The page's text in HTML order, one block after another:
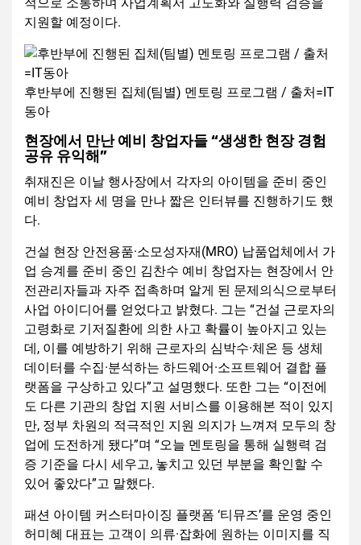
지원할 예정이다.
후반부에 진행된 집체(팀별) 멘토링 프로그램 / 출처=IT
동아
현장에서 만난 예비 창업자들 “생생한 현장 경험
공유 유익해”
취재진은 이날 행사장에서 각자의 아이템을 준비 중인
예비 창업자 세 명을 만나 짧은 인터뷰를 진행하기도 했
다.
건설 현장 안전용품·소모성자재(MRO) 납품업체에서 가
업 승계를 준비 중인 김찬수 예비 창업자는 현장에서 안
전관리자들과 자주 접촉하며 알게 된 문제의식으로부터
사업 아이디어를 얻었다고 밝혔다. 그는 “건설 근로자의
고령화로 기저질환에 의한 사고 확률이 높아지고 있는
데, 이를 예방하기 위해 근로자의 심박수·체온 등 생체
데이터를 수집·분석하는 하드웨어·소프트웨어 결합 플
랫폼을 구상하고 있다”고 설명했다. 또한 그는 “이전에
도 다른 기관의 창업 지원 서비스를 이용해본 적이 있지
만, 정부 차원의 적극적인 지원 의지가 느껴져 모두의 창
업에 도전하게 됐다”며 “오늘 멘토링을 통해 실행력 검
증 기준을 다시 세우고, 놓치고 있던 부분을 확인할 수
있어 좋았다”고 말했다.
패션 아이템 커스터마이징 플랫폼 ‘티뮤즈’를 운영 중인
허미혜 대표는 고객이 의류·잡화에 원하는 이미지를 직